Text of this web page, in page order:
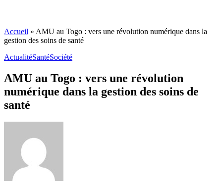
Accueil » AMU au Togo : vers une révolution numérique dans la
gestion des soins de santé
ActualitéSantéSociété
AMU au Togo : vers une révolution
numérique dans la gestion des soins de
santé